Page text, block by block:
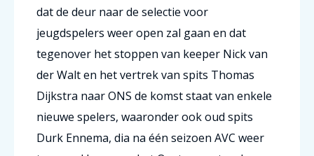
dat de deur naar de selectie voor
jeugdspelers weer open zal gaan en dat
tegenover het stoppen van keeper Nick van
der Walt en het vertrek van spits Thomas
Dijkstra naar ONS de komst staat van enkele
nieuwe spelers, waaronder ook oud spits
Durk Ennema, dia na één seizoen AVC weer